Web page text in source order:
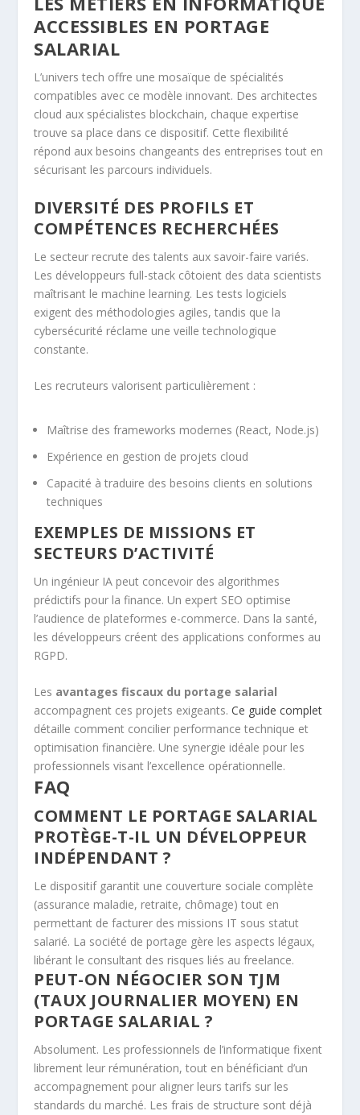
ACCESSIBLES EN PORTAGE
SALARIAL
L’univers tech offre une mosaïque de spécialités
compatibles avec ce modèle innovant. Des architectes
cloud aux spécialistes blockchain, chaque expertise
trouve sa place dans ce dispositif. Cette flexibilité
répond aux besoins changeants des entreprises tout en
sécurisant les parcours individuels.
DIVERSITÉ DES PROFILS ET
COMPÉTENCES RECHERCHÉES
Le secteur recrute des talents aux savoir-faire variés.
Les développeurs full-stack côtoient des data scientists
maîtrisant le machine learning. Les tests logiciels
exigent des méthodologies agiles, tandis que la
cybersécurité réclame une veille technologique
constante.
Les recruteurs valorisent particulièrement :
Maîtrise des frameworks modernes (React, Node.js)
Expérience en gestion de projets cloud
Capacité à traduire des besoins clients en solutions
techniques
EXEMPLES DE MISSIONS ET
SECTEURS D’ACTIVITÉ
Un ingénieur IA peut concevoir des algorithmes
prédictifs pour la finance. Un expert SEO optimise
l’audience de plateformes e-commerce. Dans la santé,
les développeurs créent des applications conformes au
RGPD.
Les avantages fiscaux du portage salarial
accompagnent ces projets exigeants.Ce guide complet
détaille comment concilier performance technique et
optimisation financière. Une synergie idéale pour les
professionnels visant l’excellence opérationnelle.
FAQ
COMMENT LE PORTAGE SALARIAL
PROTÈGE-T-IL UN DÉVELOPPEUR
INDÉPENDANT ?
Le dispositif garantit une couverture sociale complète
(assurance maladie, retraite, chômage) tout en
permettant de facturer des missions IT sous statut
salarié. La société de portage gère les aspects légaux,
libérant le consultant des risques liés au freelance.
PEUT-ON NÉGOCIER SON TJM
(TAUX JOURNALIER MOYEN) EN
PORTAGE SALARIAL ?
Absolument. Les professionnels de l’informatique fixent
librement leur rémunération, tout en bénéficiant d’un
accompagnement pour aligner leurs tarifs sur les
standards du marché. Les frais de structure sont déjà